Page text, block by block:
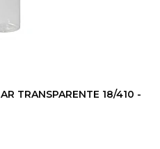
TRANSPARENTE 18/410 -